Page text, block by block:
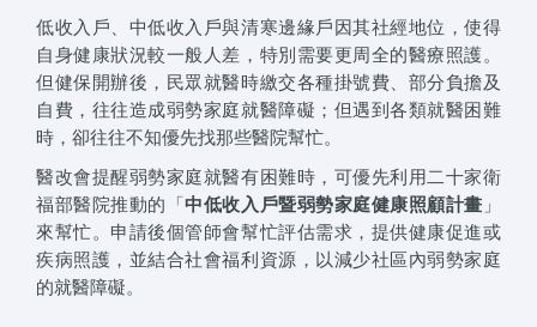
低收入戶、中低收入戶與清寒邊緣戶因其社經地位，使得
自身健康狀況較一般人差，特別需要更周全的醫療照護。
但健保開辦後，民眾就醫時繳交各種掛號費、部分負擔及
自費，往往造成弱勢家庭就醫障礙；但遇到各類就醫困難
時，卻往往不知優先找那些醫院幫忙。
醫改會提醒弱勢家庭就醫有困難時，可優先利用二十家衛
福部醫院推動的「中低收入戶暨弱勢家庭健康照顧計畫 」
來幫忙。申請後個管師會幫忙評估需求，提供健康促進或
疾病照護，並結合社會福利資源，以減少社區內弱勢家庭
的就醫障礙。